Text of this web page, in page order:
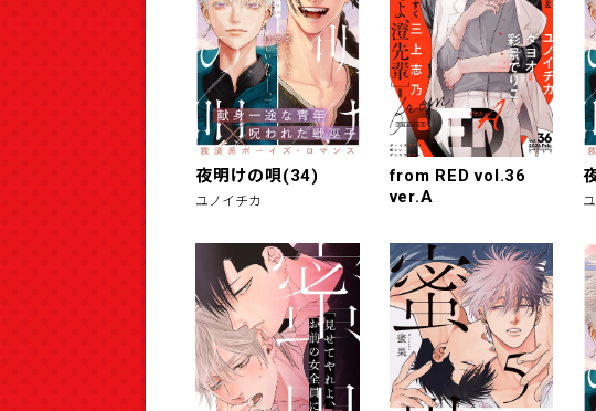
夜明けの唄(34)
ユノイチカ
from RED vol.36
ver.A